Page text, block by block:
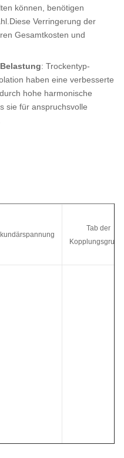
können, benötigen
Verringerung der
Gesamtkosten und
: Trockentyp-
haben eine verbesserte
hohe harmonische
sie für anspruchsvolle
Tab der